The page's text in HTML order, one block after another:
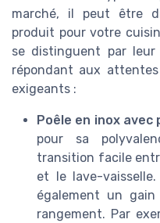
marché, il peut être
produit pour votre
se distinguent par
répondant aux
exigeants :
Poêle en inox avec
pour sa
transition facile
et le lave-
également un
rangement. Par